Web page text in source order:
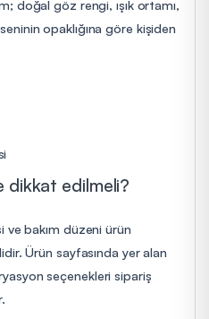
doğal göz rengi, ışık ortamı,
opaklığına göre kişiden
dikkat edilmeli?
ve bakım düzeni ürün
Ürün sayfasında yer alan
seçenekleri sipariş